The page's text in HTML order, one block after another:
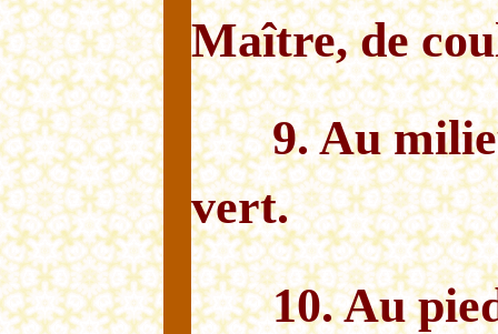
Maître, de
9. Au
vert.
10. Au